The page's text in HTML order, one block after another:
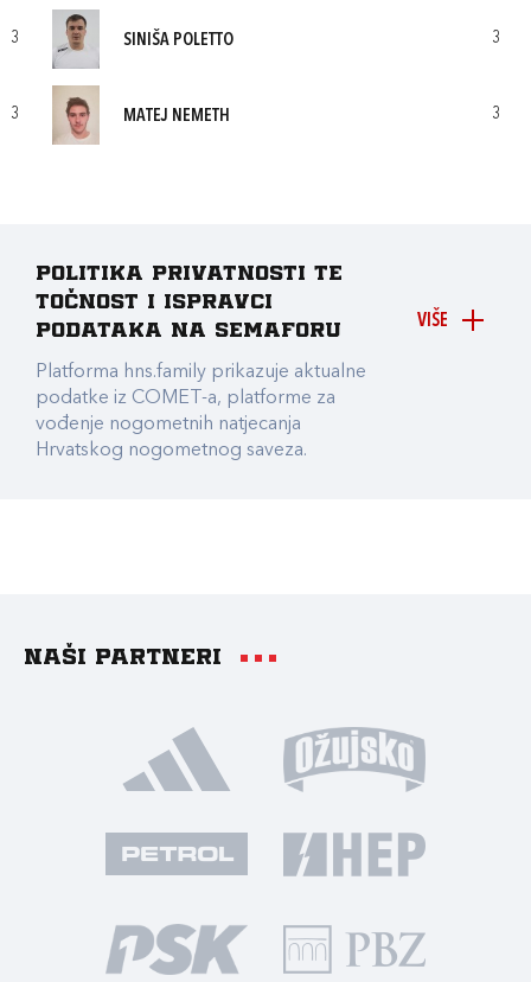
3 SINIŠA POLETTO 3
3 MATEJ NEMETH 3
VIŠE
Politika privatnosti te
točnost i ispravci
podataka na Semaforu
Platforma hns.family prikazuje aktualne
podatke iz COMET-a, platforme za
vođenje nogometnih natjecanja
Hrvatskog nogometnog saveza.
Naši partneri